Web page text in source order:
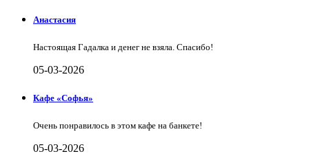
Анастасия
Настоящая Гадалка и денег не взяла. Спасибо!
05-03-2026
Кафе «Софья»
Очень понравилось в этом кафе на банкете!
05-03-2026